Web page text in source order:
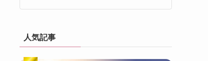
人気記事